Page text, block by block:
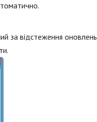
за відстеження оновлень